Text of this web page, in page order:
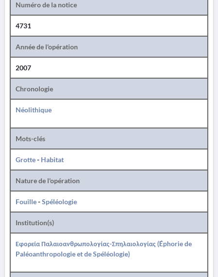
Numéro de la notice
4731
Année de l'opération
2007
Chronologie
Néolithique
Mots-clés
Grotte- Habitat
Nature de l'opération
Fouille-Spéléologie
Institution(s)
Εφορεία Παλαιοανθρωπολογίας-Σπηλαιολογίας (Éphorie de
Paléoanthropologie et de Spéléologie)